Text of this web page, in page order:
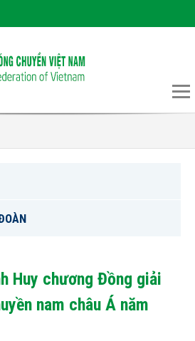
Huy chương Đồng giải
nam châu Á năm